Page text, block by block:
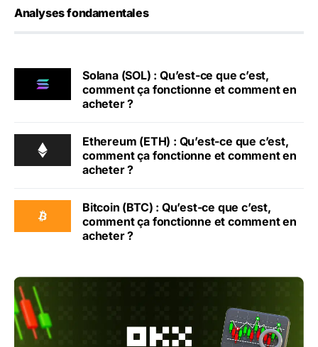
Analyses fondamentales
Solana (SOL) : Qu’est-ce que c’est,
comment ça fonctionne et comment en
acheter ?
Ethereum (ETH) : Qu’est-ce que c’est,
comment ça fonctionne et comment en
acheter ?
Bitcoin (BTC) : Qu’est-ce que c’est,
comment ça fonctionne et comment en
acheter ?